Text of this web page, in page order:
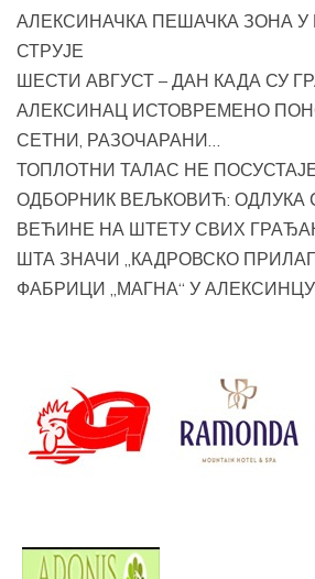
АЛЕКСИНАЧКА ПЕШАЧКА ЗОНА
СТРУЈЕ
ШЕСТИ АВГУСТ – ДАН КАДА СУ
АЛЕКСИНАЦ ИСТОВРЕМЕНО
СЕТНИ, РАЗОЧАРАНИ…
ТОПЛОТНИ ТАЛАС НЕ
ОДБОРНИК ВЕЉКОВИЋ: ОДЛУКА
ВЕЋИНЕ НА ШТЕТУ СВИХ
ШТА ЗНАЧИ „КАДРОВСКО
ФАБРИЦИ „МАГНА“ У